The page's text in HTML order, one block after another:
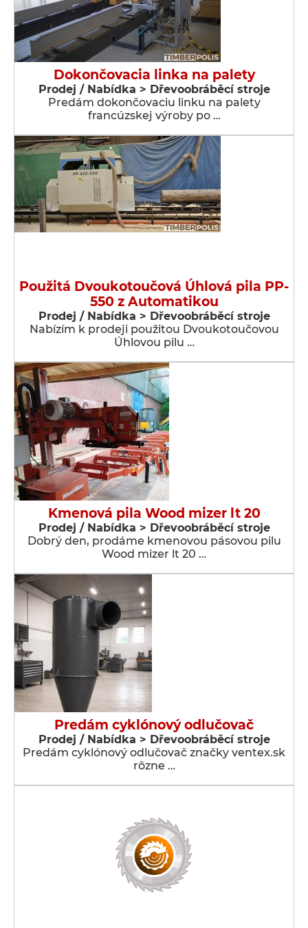
Dokončovacia linka na palety
Prodej / Nabídka > Dřevoobráběcí stroje
Predám dokončovaciu linku na palety
francúzskej výroby po …
Použitá Dvoukotoučová Úhlová pila PP-
550 z Automatikou
Prodej / Nabídka > Dřevoobráběcí stroje
Nabízím k prodeji použitou Dvoukotoučovou
Úhlovou pilu …
Kmenová pila Wood mizer lt 20
Prodej / Nabídka > Dřevoobráběcí stroje
Dobrý den, prodáme kmenovou pásovou pilu
Wood mizer lt 20 …
Predám cyklónový odlučovač
Prodej / Nabídka > Dřevoobráběcí stroje
Predám cyklónový odlučovač značky ventex.sk
rôzne …